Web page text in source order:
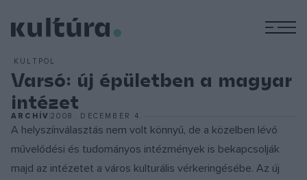
KULTPOL
Varsó: új épületben a magyar
intézet
ARCHÍV2008. DECEMBER 4.
A helyszínválasztás nem volt könnyű, de a közelben lévő
művelődési és tudományos intézmények is bekapcsolják
majd az intézetet a város kulturális vérkeringésébe. Az új